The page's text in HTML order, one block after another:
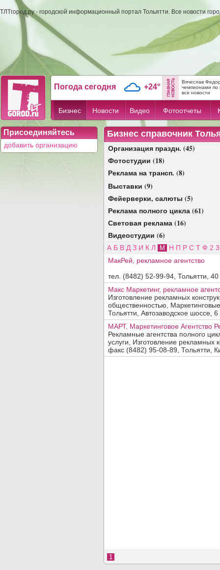
ТЛТгород.ру - городской информационный портал Тольятти. Все новости
Погода сегодня +24°
Вячеслав
чемпионами по
все новости
Бизнес Новости Видео Фотоотчеты
Вид деятельности, продукция, услуги:
Присоединяйтесь
добавить организацию
Бизнес справочник
Организация праздн. (45)
Фотостудии (18)
Реклама на трансп. (8)
Выставки (9)
Фейерверки, салюты (5)
Реклама полного цикла (61)
Световая реклама (16)
Видеостудии (6)
А Б В Д З И К Л М Н П Р С Т Ф 2 3
МакРей, рекламное агентство
тел. (8482) 52-99-94, Тольятти,
Макс Маркетинг, рекламное
Изготовление рекламных
общественностью,
Тольятти, Автозаводское
МАРТ, Маркетинговое Агентство
Рекламные агентства полного
услуги, Изготовление рекламных
факс (8482) 95-08-89, Тольятти,
1